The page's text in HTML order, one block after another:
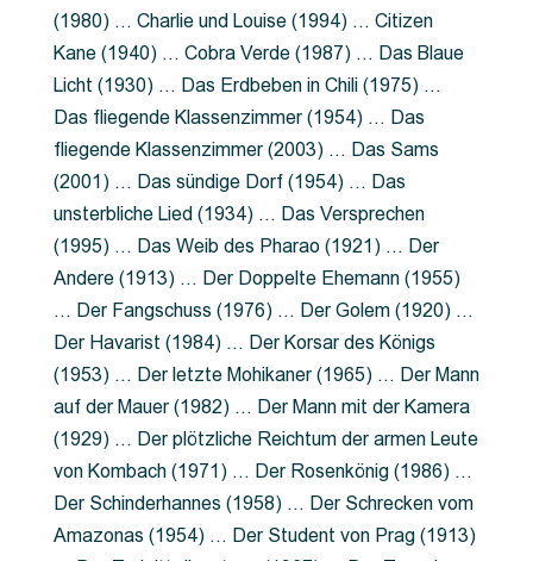
(1980) … Charlie und Louise (1994) … Citizen
Kane (1940) … Cobra Verde (1987) … Das Blaue
Licht (1930) … Das Erdbeben in Chili (1975) …
Das fliegende Klassenzimmer (1954) … Das
fliegende Klassenzimmer (2003) … Das Sams
(2001) … Das sündige Dorf (1954) … Das
unsterbliche Lied (1934) … Das Versprechen
(1995) … Das Weib des Pharao (1921) … Der
Andere (1913) … Der Doppelte Ehemann (1955)
… Der Fangschuss (1976) … Der Golem (1920) …
Der Havarist (1984) … Der Korsar des Königs
(1953) … Der letzte Mohikaner (1965) … Der Mann
auf der Mauer (1982) … Der Mann mit der Kamera
(1929) … Der plötzliche Reichtum der armen Leute
von Kombach (1971) … Der Rosenkönig (1986) …
Der Schinderhannes (1958) … Der Schrecken vom
Amazonas (1954) … Der Student von Prag (1913)